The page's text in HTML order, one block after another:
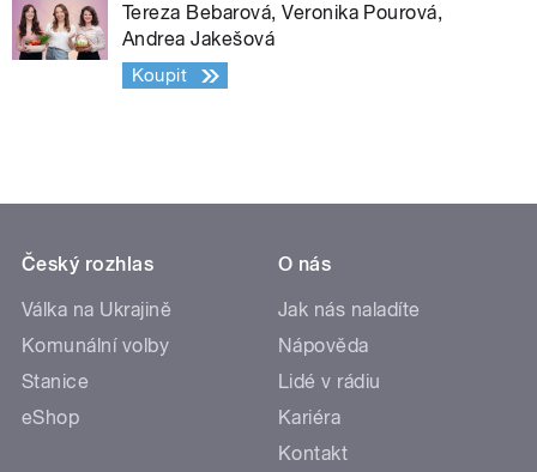
Tereza Bebarová, Veronika Pourová,
Andrea Jakešová
Koupit
Český rozhlas
Válka na Ukrajině
Komunální volby
Stanice
eShop
O nás
Jak nás naladíte
Nápověda
Lidé v rádiu
Kariéra
Kontakt